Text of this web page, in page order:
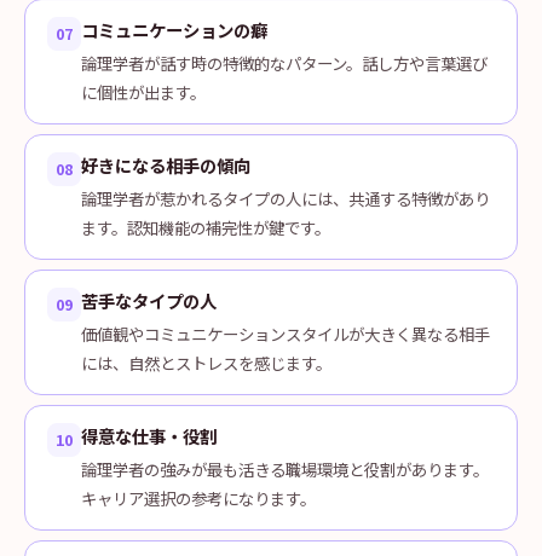
07 コミュニケーションの癖
論理学者が話す時の特徴的なパターン。話し方や言葉選び
に個性が出ます。
08 好きになる相手の傾向
論理学者が惹かれるタイプの人には、共通する特徴があり
ます。認知機能の補完性が鍵です。
09 苦手なタイプの人
価値観やコミュニケーションスタイルが大きく異なる相手
には、自然とストレスを感じます。
10 得意な仕事・役割
論理学者の強みが最も活きる職場環境と役割があります。
キャリア選択の参考になります。